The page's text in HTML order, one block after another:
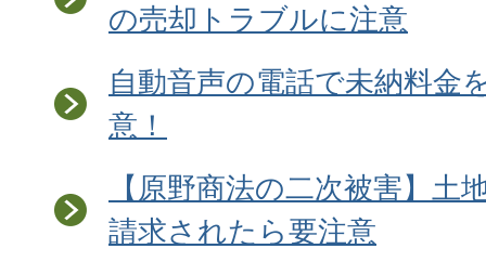
の売却トラブルに注意
自動音声の電話で未納料金
意！
【原野商法の二次被害】土
請求されたら要注意